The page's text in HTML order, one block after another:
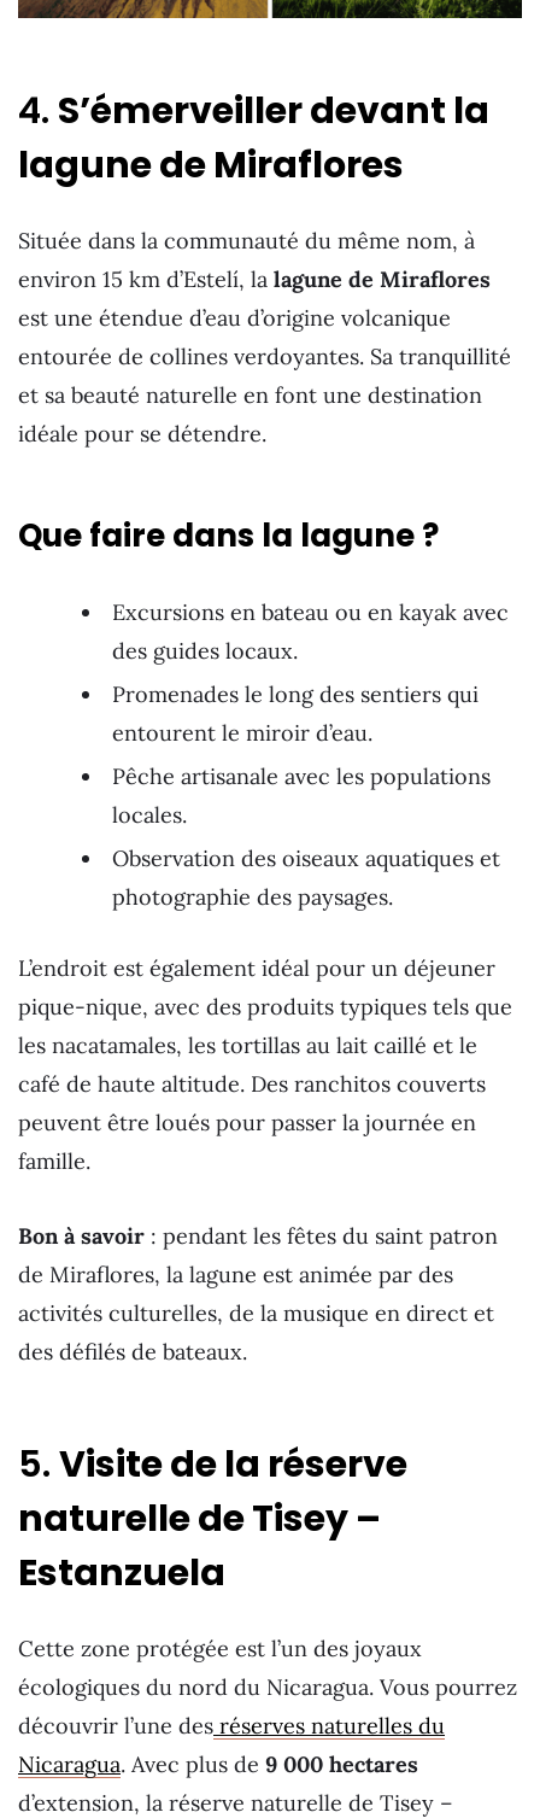
4. S’émerveiller devant la
lagune de Miraflores
Située dans la communauté du même nom, à
environ 15 km d’Estelí, la lagune de Miraflores
est une étendue d’eau d’origine volcanique
entourée de collines verdoyantes. Sa tranquillité
et sa beauté naturelle en font une destination
idéale pour se détendre.
Que faire dans la lagune ?
Excursions en bateau ou en kayak avec
des guides locaux.
Promenades le long des sentiers qui
entourent le miroir d’eau.
Pêche artisanale avec les populations
locales.
Observation des oiseaux aquatiques et
photographie des paysages.
L’endroit est également idéal pour un déjeuner
pique-nique, avec des produits typiques tels que
les nacatamales, les tortillas au lait caillé et le
café de haute altitude. Des ranchitos couverts
peuvent être loués pour passer la journée en
famille.
Bon à savoir : pendant les fêtes du saint patron
de Miraflores, la lagune est animée par des
activités culturelles, de la musique en direct et
des défilés de bateaux.
5.Visite de la réserve
naturelle de Tisey –
Estanzuela
Cette zone protégée est l’un des joyaux
écologiques du nord du Nicaragua. Vous pourrez
découvrir l’une des réserves naturelles du
Nicaragua. Avec plus de 9 000 hectares
d’extension, la réserve naturelle de Tisey –